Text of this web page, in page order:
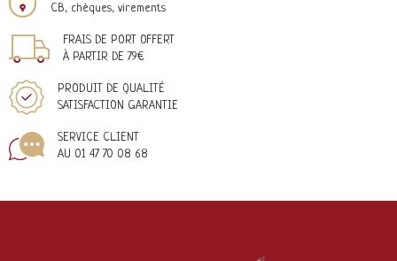
CB, chèques, virements
FRAIS DE PORT OFFERT
À PARTIR DE 79€
PRODUIT DE QUALITÉ
SATISFACTION GARANTIE
SERVICE CLIENT
AU 01 47 70 08 68